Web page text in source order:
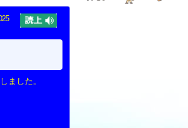
ました。